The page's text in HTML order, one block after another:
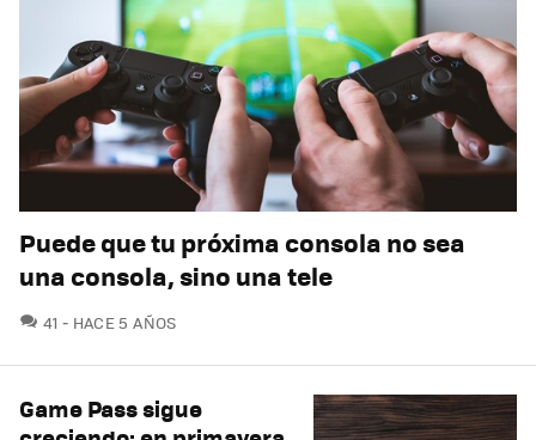
Puede que tu próxima consola no sea
una consola, sino una tele
41 COMENTARIOS
HACE 5 AÑOS
Game Pass sigue